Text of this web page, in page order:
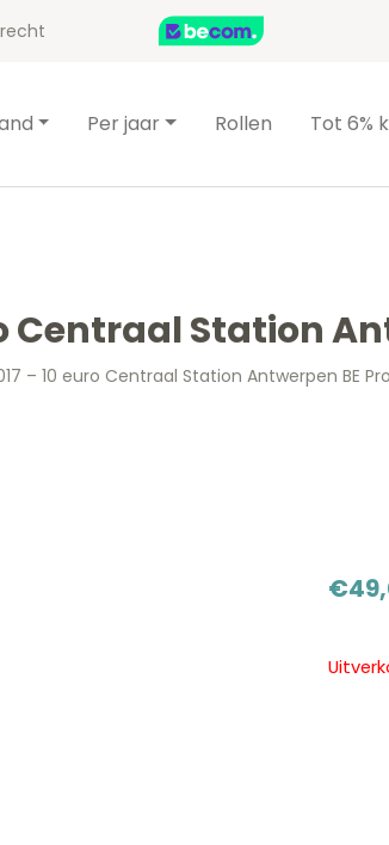
Per jaar Rollen Tot 6%
Centraal Station
– 10 euro Centraal Station Antwerpen BE
€